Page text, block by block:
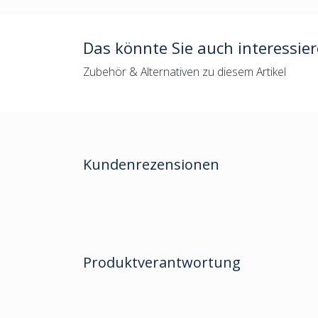
Das könnte Sie auch
Zubehör & Alternativen zu diesem Artikel
Kundenrezensionen
Produktverantwortung